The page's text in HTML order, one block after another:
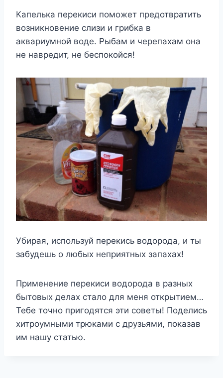
Капелька перекиси поможет предотвратить
возникновение слизи и грибка в
аквариумной воде. Рыбам и черепахам она
не навредит, не беспокойся!
Убирая, используй перекись водорода, и ты
забудешь о любых неприятных запахах!
Применение перекиси водорода в разных
бытовых делах стало для меня открытием…
Тебе точно пригодятся эти советы! Поделись
хитроумными трюками с друзьями, показав
им нашу статью.